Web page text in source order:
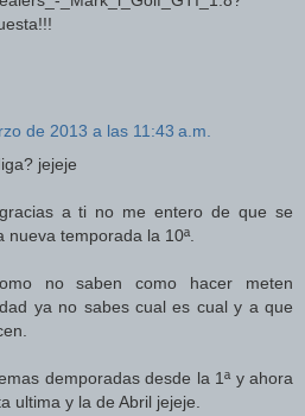
de 2013 a las 11:43 a.m.
jejeje
a ti no me entero de que se
nueva temporada la 10ª.
no saben como hacer meten
ya no sabes cual es cual y a que
demporadas desde la 1ª y ahora
ultima y la de Abril jejeje.